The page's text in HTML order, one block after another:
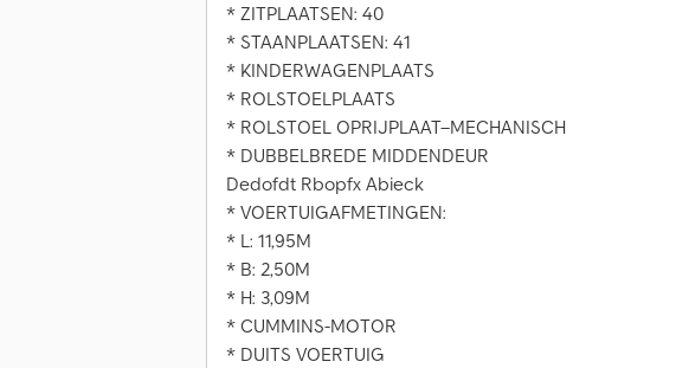
* ZITPLAATSEN: 40
* STAANPLAATSEN: 41
* KINDERWAGENPLAATS
* ROLSTOELPLAATS
* ROLSTOEL OPRIJPLAAT–MECHANISCH
* DUBBELBREDE MIDDENDEUR
Dedofdt Rbopfx Abieck
* VOERTUIGAFMETINGEN:
* L: 11,95M
* B: 2,50M
* H: 3,09M
* CUMMINS-MOTOR
* DUITS VOERTUIG